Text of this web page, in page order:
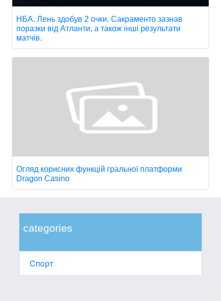
categories
Спорт
НБА. Лень здобув 2 очки. Сакраменто зазнав
поразки від Атланти, а також інші результати
матчів.
Огляд корисних функцій гральної платформи
Dragon Casino